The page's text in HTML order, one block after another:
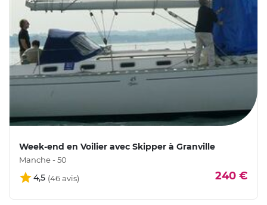
Week-end en Voilier avec Skipper à Granville
Manche - 50
4,5 240 €